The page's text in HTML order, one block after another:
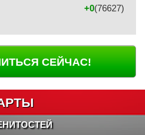
(76627)
+0
СЕЙЧАС!